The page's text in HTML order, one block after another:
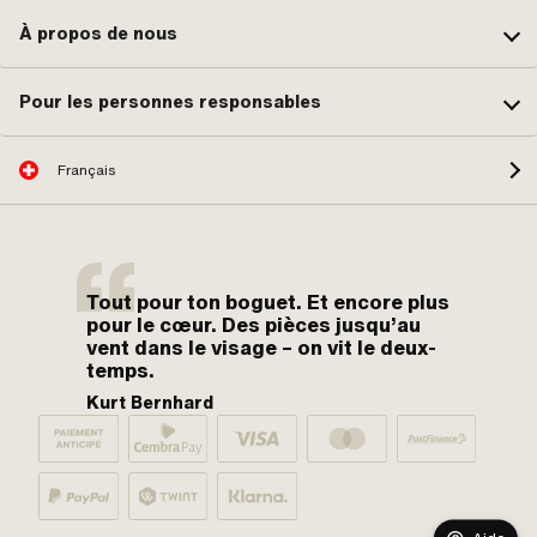
À propos de nous
Pour les personnes responsables
Français
Tout pour ton boguet. Et encore plus
pour le cœur. Des pièces jusqu’au
vent dans le visage – on vit le deux-
temps.
Kurt Bernhard